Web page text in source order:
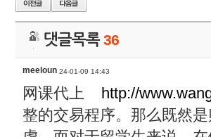
댓글목록36
meeloun 24-01-09 14:43
网课代上 http://
整的交易程序。那么既然